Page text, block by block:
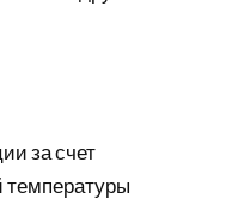
за счет
температуры